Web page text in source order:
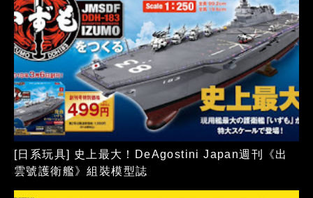
[日系玩具] 史上最大！DeAgostini Japan週刊《出
雲號護衛艦》組裝模型誌